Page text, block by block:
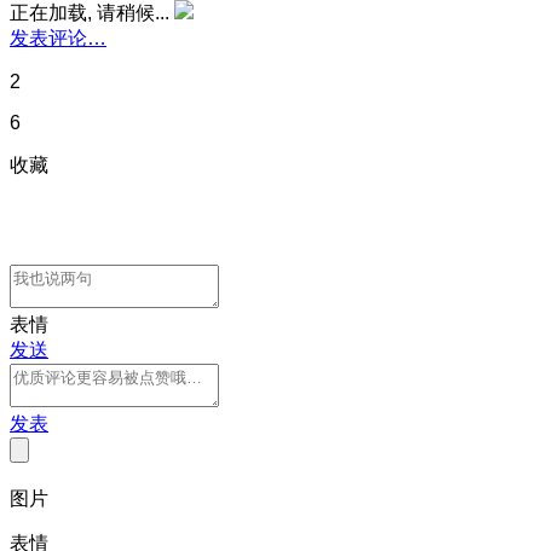
正在加载, 请稍候...
发表评论…
2
6
收藏
表情
发送
发表
图片
表情